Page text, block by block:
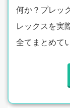
何か？プレッ
レックスを実
全てまとめて